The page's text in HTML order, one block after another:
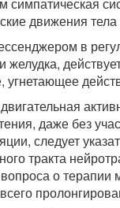
движения
в
желудка,
угнетающее
даже без
следует
тракта
о